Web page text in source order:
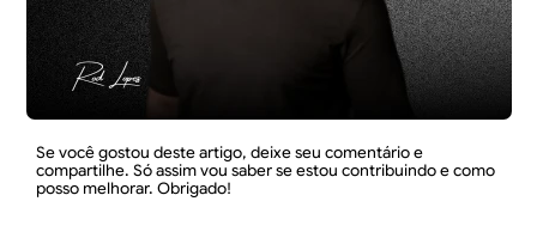
Se você gostou deste artigo, deixe seu comentário e
compartilhe. Só assim vou saber se estou contribuindo e como
posso melhorar. Obrigado!